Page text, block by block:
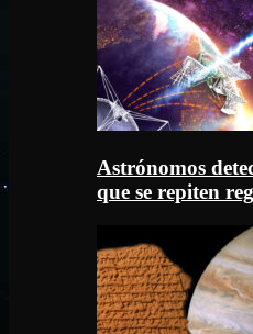
Astrónomos
que se repiten